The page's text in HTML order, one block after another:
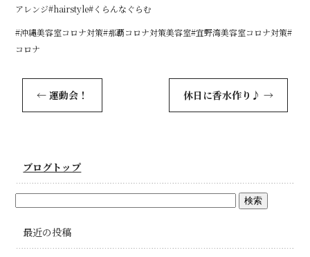
アレンジ#hairstyle#くらんなぐらむ
#沖縄美容室コロナ対策#那覇コロナ対策美容室#宜野湾美容室コロナ対策#
コロナ
← 運動会！ 休日に香水作り♪ →
ブログトップ
最近の投稿